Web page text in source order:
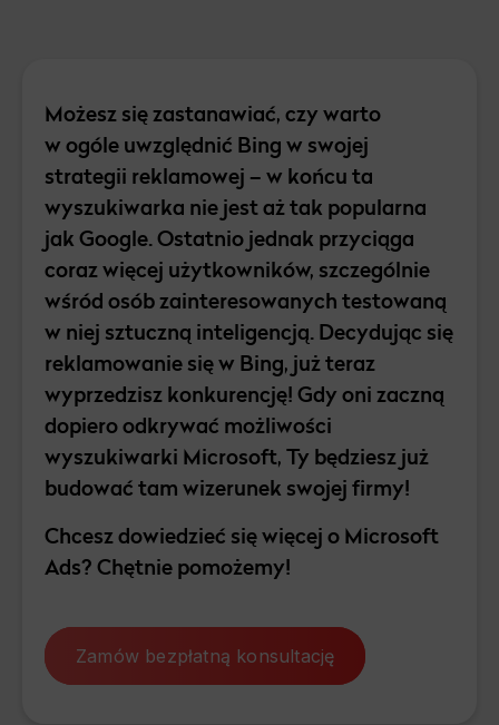
Możesz się zastanawiać, czy warto
w ogóle uwzględnić Bing w swojej
strategii reklamowej – w końcu ta
wyszukiwarka nie jest aż tak popularna
jak Google. Ostatnio jednak przyciąga
coraz więcej użytkowników, szczególnie
wśród osób zainteresowanych testowaną
w niej sztuczną inteligencją. Decydując się
reklamowanie się w Bing, już teraz
wyprzedzisz konkurencję! Gdy oni zaczną
dopiero odkrywać możliwości
wyszukiwarki Microsoft, Ty będziesz już
budować tam wizerunek swojej firmy!
Chcesz dowiedzieć się więcej o Microsoft
Ads? Chętnie pomożemy!
Zamów bezpłatną konsultację